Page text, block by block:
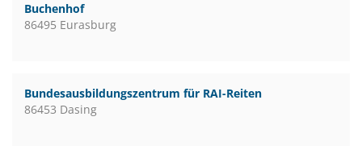
Buchenhof
86495 Eurasburg
Bundesausbildungszentrum für RAI-Reiten
86453 Dasing